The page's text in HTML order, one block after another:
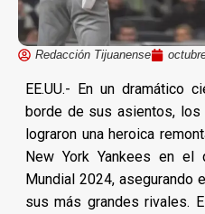
Redacción Tijuanense
EE.UU.- En un dramático
borde de sus asientos,
lograron una heroica
New York Yankees en
Mundial 2024, asegurando
sus más grandes rivales.